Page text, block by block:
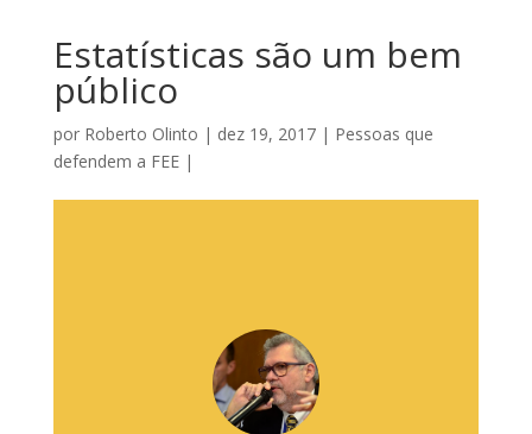
Estatísticas são um bem
público
por Roberto Olinto | dez 19, 2017| Pessoas que
defendem a FEE|